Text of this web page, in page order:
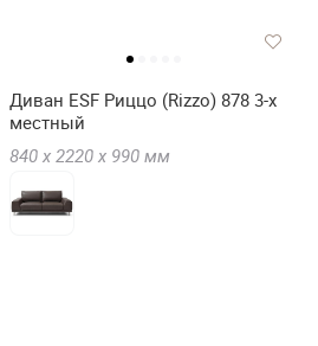
Диван ESF Риццо (Rizzo) 878 3-х
местный
840 х 2220 х 990 мм